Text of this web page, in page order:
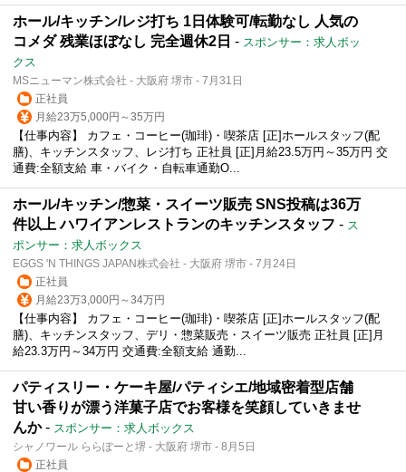
ホール/キッチン/レジ打ち 1日体験可/転勤なし 人気の
コメダ 残業ほぼなし 完全週休2日 - スポンサー：求人ボッ
クス
MSニューマン株式会社 - 大阪府 堺市 - 7月31日
正社員
月給23万5,000円～35万円
【仕事内容】 カフェ・コーヒー(珈琲)・喫茶店 [正]ホールスタッフ(配
膳)、キッチンスタッフ、レジ打ち 正社員 [正]月給23.5万円～35万円 交
通費:全額支給 車・バイク・自転車通勤O...
ホール/キッチン/惣菜・スイーツ販売 SNS投稿は36万
件以上 ハワイアンレストランのキッチンスタッフ - ス
ポンサー：求人ボックス
EGGS 'N THINGS JAPAN株式会社 - 大阪府 堺市 - 7月24日
正社員
月給23万3,000円～34万円
【仕事内容】 カフェ・コーヒー(珈琲)・喫茶店 [正]ホールスタッフ(配
膳)、キッチンスタッフ、デリ・惣菜販売・スイーツ販売 正社員 [正]月
給23.3万円～34万円 交通費:全額支給 通勤...
パティスリー・ケーキ屋/パティシエ/地域密着型店舗
甘い香りが漂う洋菓子店でお客様を笑顔していきませ
んか- スポンサー：求人ボックス
シャノワール ららぽーと堺 - 大阪府 堺市 - 8月5日
正社員